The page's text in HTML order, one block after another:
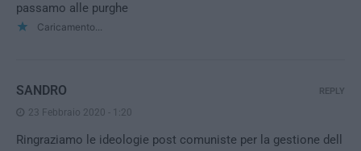
passamo alle purghe
Caricamento...
SANDRO
23 Febbraio 2020 - 1:20
Ringraziamo le ideologie post comuniste per la gestione dell
REPLY